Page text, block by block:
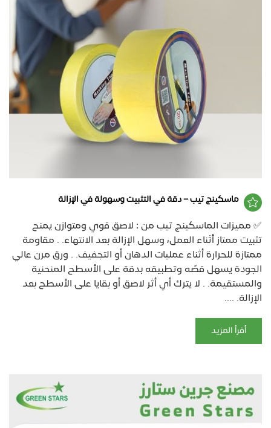
ماسكينج تيب – دقة في التثبيت وسهولة في الإزالة
✅ مميزات الماسكينج تيب من : لاصق قوي ومتوازن يمنح
تثبيت ممتاز أثناء العمل، وسهل الإزالة بعد الانتهاء. . مقاومة
ممتازة للحرارة أثناء عمليات الدهان أو التجفيف. . ورق مرن عالي
الجودة يسهل قصّه وتطبيقه بدقة على الأسطح المنحنية
والمستقيمة. . لا يترك أي أثر لاصق أو بقايا على الأسطح بعد
الإزالة. ....
أقرأ المزيد